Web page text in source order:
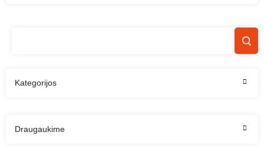
Kategorijos
Draugaukime